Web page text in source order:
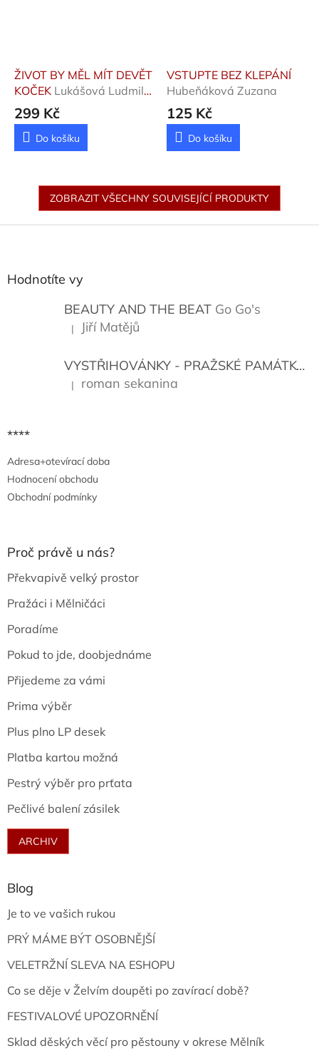
ŽIVOT BY MĚL MÍT DEVĚT
KOČEK Lukášová Ludmila
Anna
299 Kč
Do košíku
VSTUPTE BEZ KLEPÁNÍ
Hubeňáková Zuzana
125 Kč
Do košíku
ZOBRAZIT VŠECHNY SOUVISEJÍCÍ PRODUKTY
Hodnotíte vy
BEAUTY AND THE BEAT Go Go's
Hodnocení produktu je 5 z 5 hvězdiček.
| Jiří Matějů
VYSTŘIHOVÁNKY - PRAŽSKÉ PAMÁTKY
Hodnocení produktu je 5 z 5 hvězdiček.
| roman sekanina
****
Adresa+otevírací doba
Hodnocení obchodu
Obchodní podmínky
Proč právě u nás?
Překvapivě velký prostor
Pražáci i Mělničáci
Poradíme
Pokud to jde, doobjednáme
Přijedeme za vámi
Prima výběr
Plus plno LP desek
Platba kartou možná
Pestrý výběr pro prťata
Pečlivé balení zásilek
ARCHIV
Blog
Je to ve vašich rukou
PRÝ MÁME BÝT OSOBNĚJŠÍ
VELETRŽNÍ SLEVA NA ESHOPU
Co se děje v Želvím doupěti po zavírací době?
FESTIVALOVÉ UPOZORNĚNÍ
Sklad děských věcí pro pěstouny v okrese Mělník